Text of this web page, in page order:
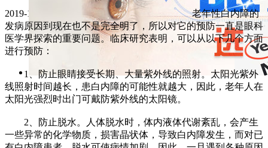
2019-12-07 作者：hxyk 字体大小:
老年性白内障的
发病原因到现在也不是完全明了，所以对它的预防一直是眼科
医学界探索的重要问题。临床研究表明，可以从以下几个方面
进行预防：
1、防止眼睛接受长期、大量紫外线的照射。太阳光紫外
线照射时间越长，患白内障的可能性就越大，因此，老年人在
太阳光强烈时出门可戴防紫外线的太阳镜。
2、防止脱水。人体脱水时，体内液体代谢紊乱，会产生
一些异常的化学物质，损害晶状体，导致白内障发生，而对已